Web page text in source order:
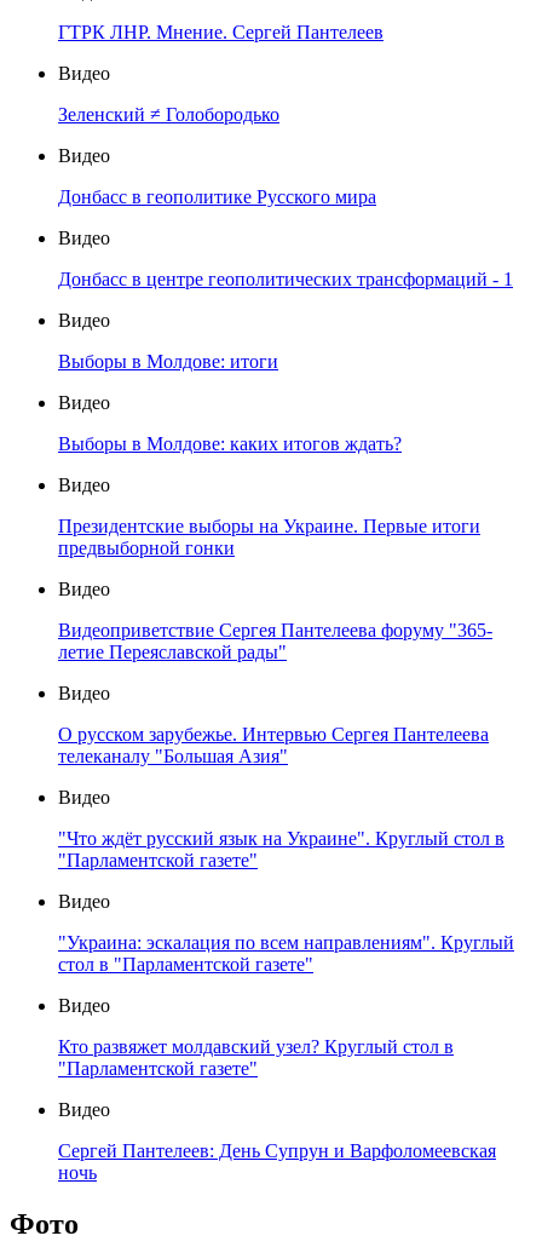
ГТРК ЛНР. Мнение. Сергей Пантелеев
Видео
Зеленский ≠ Голобородько
Видео
Донбасс в геополитике Русского мира
Видео
Донбасс в центре геополитических трансформаций - 1
Видео
Выборы в Молдове: итоги
Видео
Выборы в Молдове: каких итогов ждать?
Видео
Президентские выборы на Украине. Первые итоги
предвыборной гонки
Видео
Видеоприветствие Сергея Пантелеева форуму "365-
летие Переяславской рады"
Видео
О русском зарубежье. Интервью Сергея Пантелеева
телеканалу "Большая Азия"
Видео
"Что ждёт русский язык на Украине". Круглый стол в
"Парламентской газете"
Видео
"Украина: эскалация по всем направлениям". Круглый
стол в "Парламентской газете"
Видео
Кто развяжет молдавский узел? Круглый стол в
"Парламентской газете"
Видео
Сергей Пантелеев: День Супрун и Варфоломеевская
ночь
Фото